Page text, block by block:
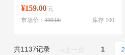
电源苹果华为支持定制 苹果白
【10000毫安】22.5W快充自带双线
¥159.00 元
库存 100
市场价：199.00
共1137记录 «上一页 1 2